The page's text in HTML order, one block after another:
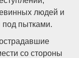
людей и
под пытками.
со стороны